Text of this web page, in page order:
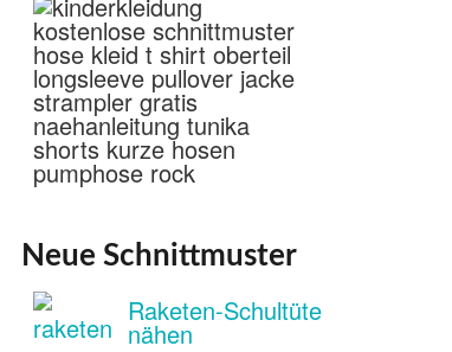
Neue Schnittmuster
Raketen-Schultüte
nähen